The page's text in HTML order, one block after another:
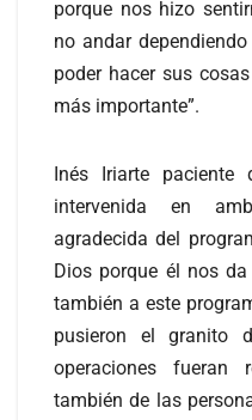
porque nos hizo
no andar
poder hacer sus
más importante”.
Inés Iriarte
intervenida en
agradecida del
Dios porque él nos
también a este
pusieron el granito
operaciones fueran
también de las